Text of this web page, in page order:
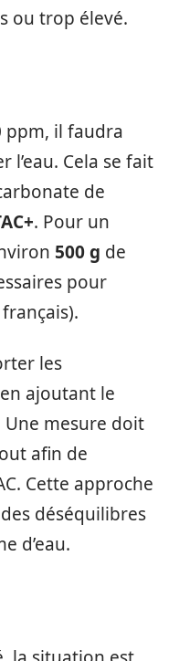
ou trop élevé.
ppm, il faudra
l’eau. Cela se fait
de
. Pour un
500 g de
pour
français).
les
ajoutant le
mesure doit
afin de
Cette approche
déséquilibres
d’eau.